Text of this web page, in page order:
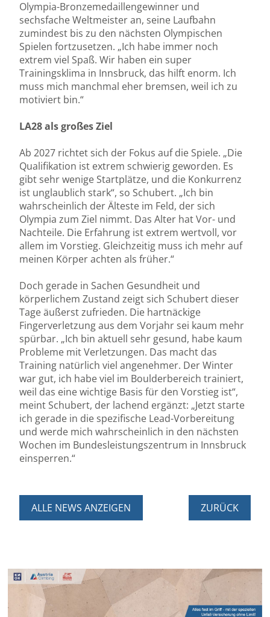
Olympia-Bronzemedaillengewinner und
sechsfache Weltmeister an, seine Laufbahn
zumindest bis zu den nächsten Olympischen
Spielen fortzusetzen. „Ich habe immer noch
extrem viel Spaß. Wir haben ein super
Trainingsklima in Innsbruck, das hilft enorm. Ich
muss mich manchmal eher bremsen, weil ich zu
motiviert bin.“
LA28 als großes Ziel
Ab 2027 richtet sich der Fokus auf die Spiele. „Die
Qualifikation ist extrem schwierig geworden. Es
gibt sehr wenige Startplätze, und die Konkurrenz
ist unglaublich stark“, so Schubert. „Ich bin
wahrscheinlich der Älteste im Feld, der sich
Olympia zum Ziel nimmt. Das Alter hat Vor- und
Nachteile. Die Erfahrung ist extrem wertvoll, vor
allem im Vorstieg. Gleichzeitig muss ich mehr auf
meinen Körper achten als früher.“
Doch gerade in Sachen Gesundheit und
körperlichem Zustand zeigt sich Schubert dieser
Tage äußerst zufrieden. Die hartnäckige
Fingerverletzung aus dem Vorjahr sei kaum mehr
spürbar. „Ich bin aktuell sehr gesund, habe kaum
Probleme mit Verletzungen. Das macht das
Training natürlich viel angenehmer. Der Winter
war gut, ich habe viel im Boulderbereich trainiert,
weil das eine wichtige Basis für den Vorstieg ist“,
meint Schubert, der lachend ergänzt: „Jetzt starte
ich gerade in die spezifische Lead-Vorbereitung
und werde mich wahrscheinlich in den nächsten
Wochen im Bundesleistungszentrum in Innsbruck
einsperren.“
ALLE NEWS ANZEIGEN ZURÜCK